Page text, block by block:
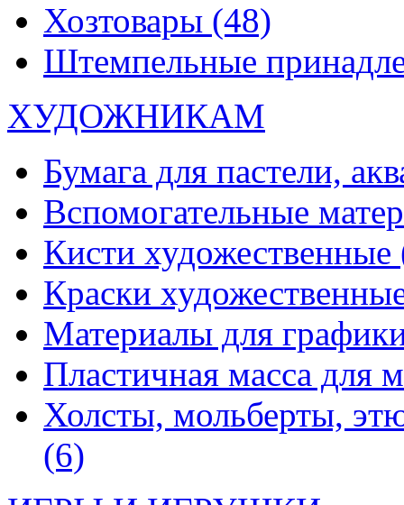
Хозтовары (48)
Штемпельные
ХУДОЖНИКАМ
Бумага для пастели,
Вспомогательные
Кисти художественные
Краски
Материалы для
Пластичная масса для
Холсты, мольберты,
(6)